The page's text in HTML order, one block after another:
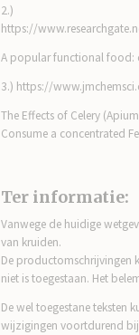
2.)
https://
A popular functional food:
3.) https://
The Effects of Celery
Consume a concentrated
Ter informatie:
Vanwege de huidige
van kruiden.
De productomschrijvingen
niet is toegestaan. Het
De wel toegestane teksten
wijzigingen voortdurend